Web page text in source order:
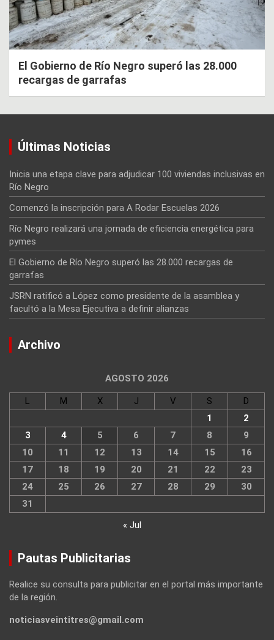
El Gobierno de Río Negro superó las 28.000
recargas de garrafas
Últimas Noticias
Inicia una etapa clave para adjudicar 100 viviendas inclusivas en
Río Negro
Comenzó la inscripción para A Rodar Escuelas 2026
Río Negro realizará una jornada de eficiencia energética para
pymes
El Gobierno de Río Negro superó las 28.000 recargas de
garrafas
JSRN ratificó a López como presidente de la asamblea y
facultó a la Mesa Ejecutiva a definir alianzas
Archivo
AGOSTO 2026
L M X J V S
D
1
2
3
4 5 6 7 8
9
10
11 12 13 14 15
16
17
18 19 20 21 22
23
24
25 26 27 28 29
30
31
« Jul
Pautas Publicitarias
Realice su consulta para publicitar en el portal más importante
de la región.
noticiasveintitres@gmail.com